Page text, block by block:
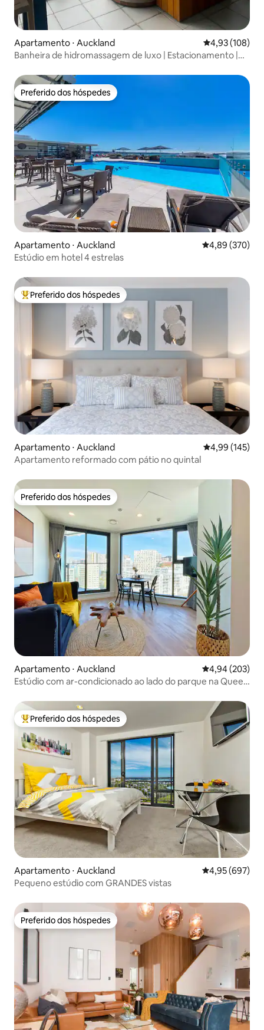
Apartamento ⋅ Auckland 4,93 de uma
4,93 (108)
Banheira de hidromassagem de luxo | Estacionamento |
Preferido dos hóspedes
Preferido dos hóspedes
Apartamento ⋅ Auckland 4,89 de uma
4,89 (370)
Estúdio em hotel 4 estrelas
Entre os melhores preferidos dos hóspedes
Preferido dos hóspedes
Apartamento ⋅ Auckland 4,99 de uma
4,99 (145)
Apartamento reformado com pátio no quintal
Preferido dos hóspedes
Preferido dos hóspedes
Apartamento ⋅ Auckland 4,94 de uma
4,94 (203)
Estúdio com ar-condicionado ao lado do parque na Queen
Entre os melhores preferidos dos hóspedes
Preferido dos hóspedes
Apartamento ⋅ Auckland 4,95 de uma
4,95 (697)
Pequeno estúdio com GRANDES vistas
Preferido dos hóspedes
Preferido dos hóspedes